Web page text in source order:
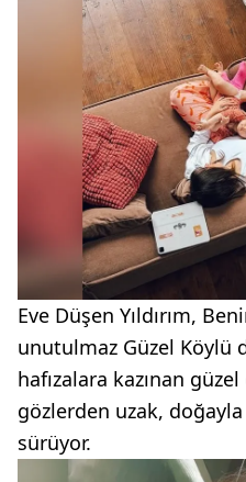
Eve Düşen Yıldırım,
unutulmaz Güzel Köylü
hafızalara kazınan
gözlerden uzak,
sürüyor.